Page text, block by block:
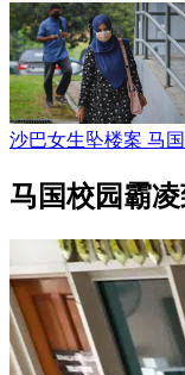
沙巴女生坠楼案 马
马国校园霸